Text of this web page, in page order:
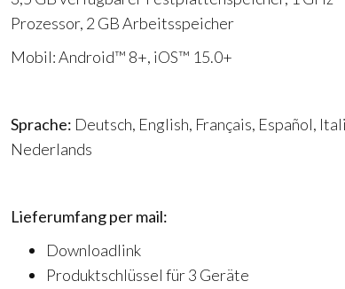
Prozessor, 2 GB Arbeitsspeicher
Mobil: Android™ 8+, iOS™ 15.0+
Sprache: Deutsch, English, Français, Español,
Nederlands
Lieferumfang per mail:
Downloadlink
Produktschlüssel für 3 Geräte